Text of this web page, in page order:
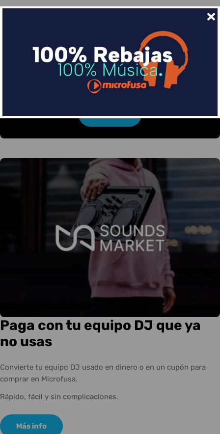
Financia tus compras con Sequra
Divide en 3 sin coste o hasta en 18 meses por una
pequeña cuota al mes con Sequra
Más info
Paga con tu equipo DJ que ya
no usas
Convierte tu equipo DJ usado en dinero o en un cupón para
comprar en Microfusa.
Rápido, fácil y sin complicaciones.
Más info